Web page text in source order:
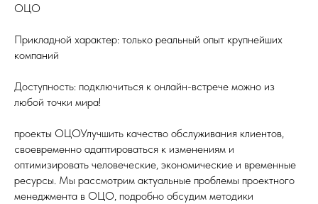
ОЦО
Прикладной характер: только реальный опыт крупнейших
компаний
Доступность: подключиться к онлайн-встрече можно из
любой точки мира!
проекты ОЦОУлучшить качество обслуживания клиентов,
своевременно адаптироваться к изменениям и
оптимизировать человеческие, экономические и временные
ресурсы. Мы рассмотрим актуальные проблемы проектного
менеджмента в ОЦО, подробно обсудим методики